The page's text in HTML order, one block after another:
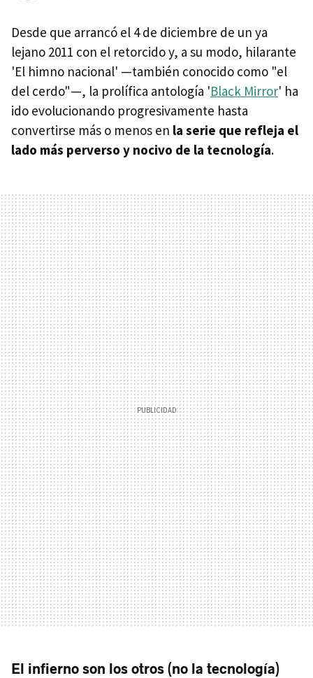
Desde que arrancó el 4 de diciembre de un ya
lejano 2011 con el retorcido y, a su modo, hilarante
'El himno nacional' —también conocido como "el
del cerdo"—, la prolífica antología 'Black Mirror' ha
ido evolucionando progresivamente hasta
convertirse más o menos en la serie que refleja el
lado más perverso y nocivo de la tecnología.
El infierno son los otros (no la tecnología)